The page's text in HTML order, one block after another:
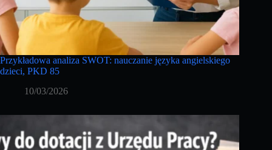
Przykładowa analiza SWOT: nauczanie języka angielskiego
dzieci, PKD 85
10/03/2026